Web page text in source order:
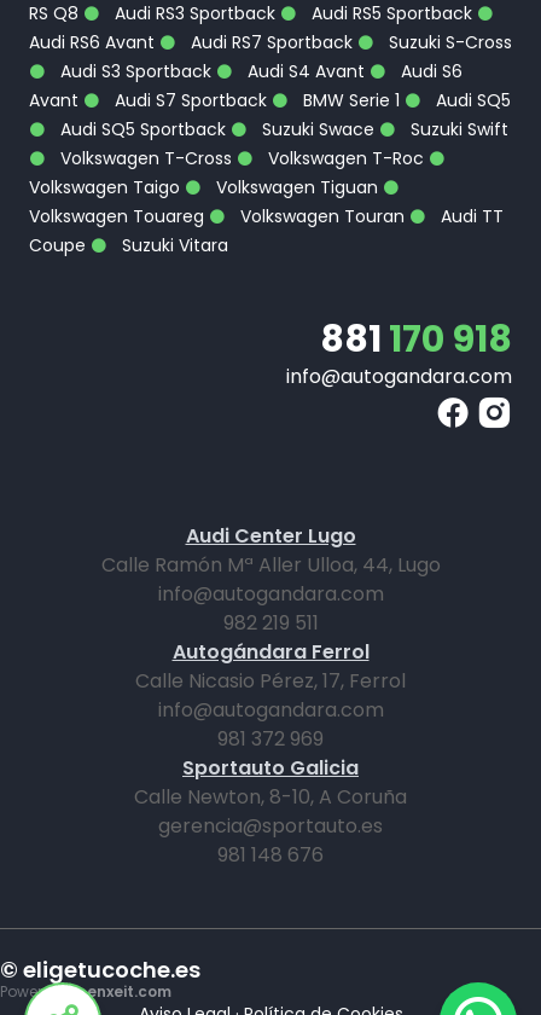
RS Q8
Audi RS3 Sportback
Audi RS5 Sportback
Audi RS6 Avant
Audi RS7 Sportback
Suzuki S-Cross
Audi S3 Sportback
Audi S4 Avant
Audi S6
Avant
Audi S7 Sportback BMW Serie 1
Audi SQ5
Audi SQ5 Sportback
Suzuki Swace
Suzuki Swift
Volkswagen T-Cross
Volkswagen T-Roc
Volkswagen Taigo
Volkswagen Tiguan
Volkswagen Touareg
Volkswagen Touran
Audi TT
Coupe
Suzuki Vitara
881170 918
info@autogandara.com
Audi Center Lugo
Calle Ramón Mª Aller Ulloa, 44, Lugo
info@autogandara.com
982 219 511
Autogándara Ferrol
Calle Nicasio Pérez, 17, Ferrol
info@autogandara.com
981 372 969
Sportauto Galicia
Calle Newton, 8-10, A Coruña
gerencia@sportauto.es
981 148 676
© eligetucoche.es
Powered byenxeit.com